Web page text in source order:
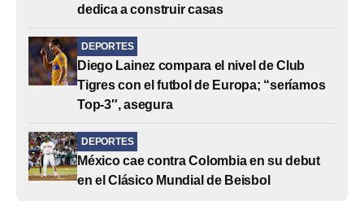
dedica a construir casas
DEPORTES
Diego Lainez compara el nivel de Club
Tigres con el futbol de Europa; “seríamos
Top-3″, asegura
DEPORTES
México cae contra Colombia en su debut
en el Clásico Mundial de Beisbol